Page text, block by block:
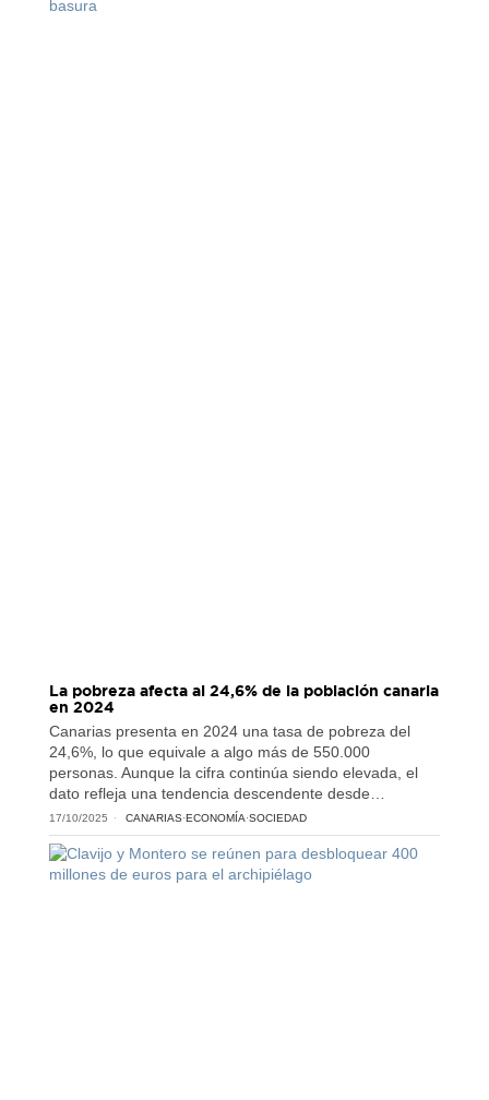
La pobreza afecta al 24,6% de la población canaria
en 2024
Canarias presenta en 2024 una tasa de pobreza del
24,6%, lo que equivale a algo más de 550.000
personas. Aunque la cifra continúa siendo elevada, el
dato refleja una tendencia descendente desde…
17/10/2025 CANARIAS·ECONOMÍA·SOCIEDAD